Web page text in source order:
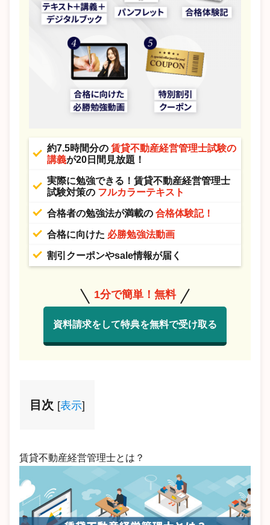
約7.5時間分の 賃貸不動産経営管理士試験の
講義が20日間見放題！
実際に勉強できる！賃貸不動産経営管理士
試験対策の フルカラーテキスト
合格者の勉強法が満載の 合格体験記！
合格に向けた 必勝勉強法動画
割引クーポンやsale情報が届く
1分で簡単！無料
資料請求をして特典を無料で受け取る
目次 [表示]
賃貸不動産経営管理士とは？